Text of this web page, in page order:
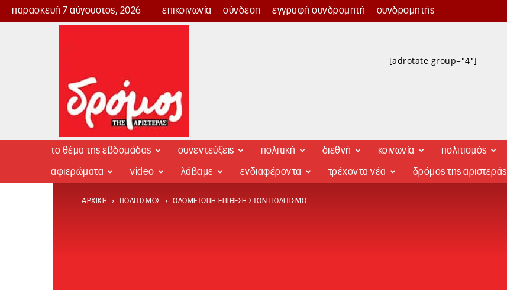
παρασκευή 7 αύγουστος, 2026 επικοινωνία σύνδεση εγγραφή συνδρομητή συνδρομητής
Δρόμος
[adrotate group="4"]
το θέμα της εβδομάδας συνεντεύξεις πολιτική διεθνή κοινωνία πολιτισμός
αφιερώματα video λάβαμε ενδιαφέροντα τρέχοντα νέα δρόμος της αριστεράς
ΑΡΧΙΚΉ ΠΟΛΙΤΙΣΜΌΣ ΟΛΟΜΈΤΩΠΗ ΕΠΊΘΕΣΗ ΣΤΟΝ ΠΟΛΙΤΙΣΜΌ